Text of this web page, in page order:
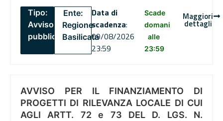
Tipo:
Avviso
pubblico
Ente:
Regione
Basilicata
Data di
scadenza:
09/08/2026
23:59
Scade
domani
alle
23:59
Maggiori
dettagli
AVVISO PER IL FINANZIAMENTO DI
PROGETTI DI RILEVANZA LOCALE DI CUI
AGLI ARTT. 72 e 73 DEL D. LGS. N.